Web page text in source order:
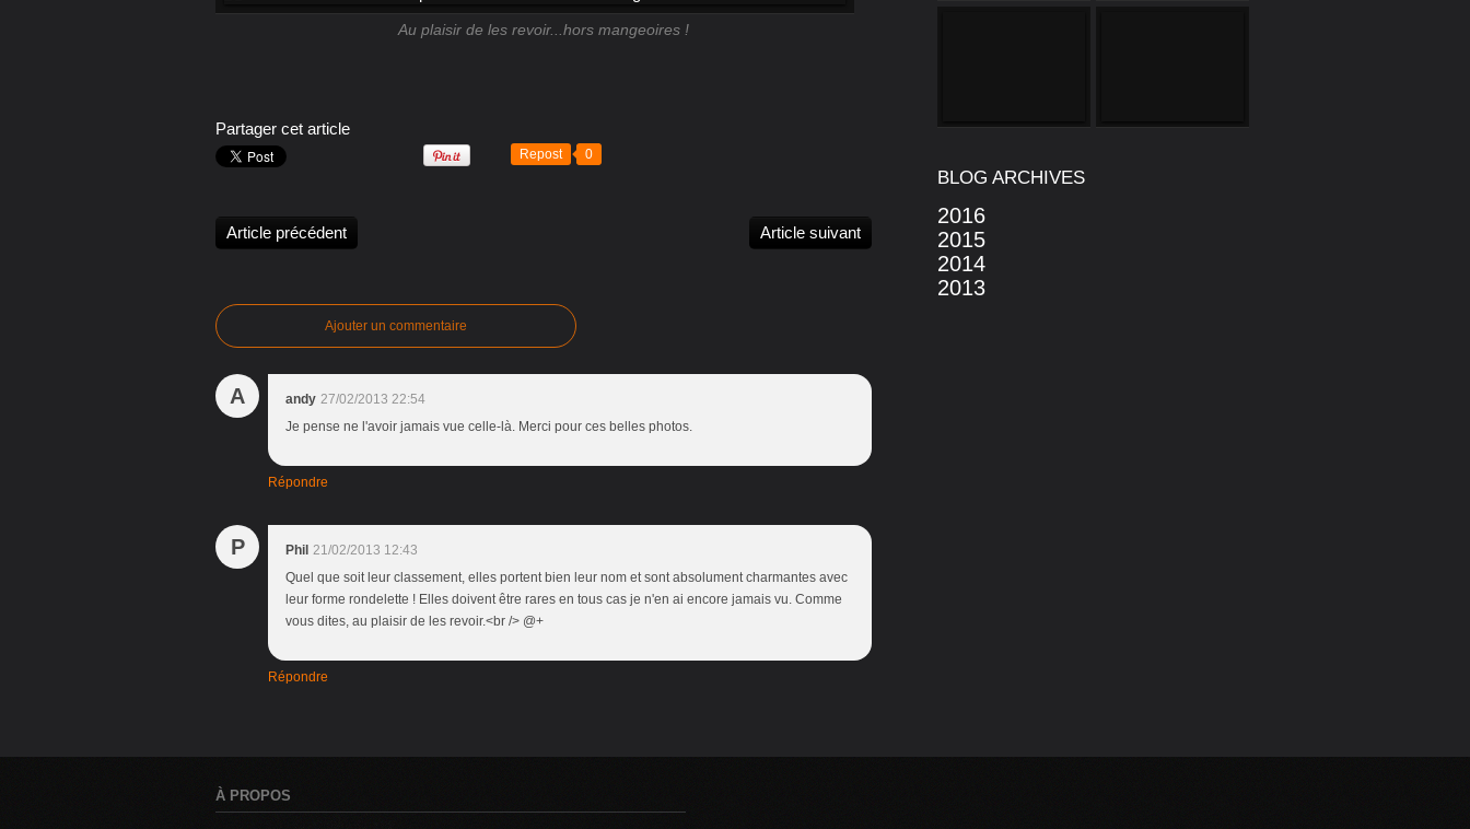
Au plaisir de les revoir...hors mangeoires !
Partager cet article
Repost 0
Article précédent Article suivant
Ajouter un commentaire
A andy 27/02/2013 22:54
Je pense ne l'avoir jamais vue celle-là. Merci pour ces belles photos.
Répondre
P Phil 21/02/2013 12:43
Quel que soit leur classement, elles portent bien leur nom et sont absolument charmantes avec
leur forme rondelette ! Elles doivent être rares en tous cas je n'en ai encore jamais vu. Comme
vous dites, au plaisir de les revoir.<br /> @+
Répondre
BLOG ARCHIVES
2016
2015
2014
2013
À PROPOS